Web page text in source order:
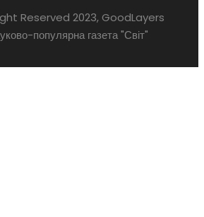
Reserved 2023, GoodLayers
популярна газета "Світ"